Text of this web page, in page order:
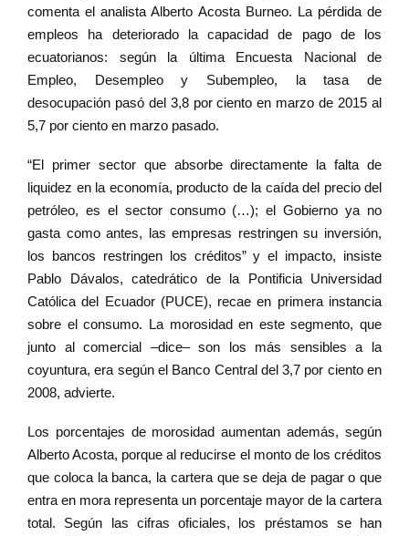
comenta el analista Alberto Acosta Burneo. La pérdida de
empleos ha deteriorado la capacidad de pago de los
ecuatorianos: según la última Encuesta Nacional de
Empleo, Desempleo y Subempleo, la tasa de
desocupación pasó del 3,8 por ciento en marzo de 2015 al
5,7 por ciento en marzo pasado.
“El primer sector que absorbe directamente la falta de
liquidez en la economía, producto de la caída del precio del
petróleo, es el sector consumo (…); el Gobierno ya no
gasta como antes, las empresas restringen su inversión,
los bancos restringen los créditos” y el impacto, insiste
Pablo Dávalos, catedrático de la Pontificia Universidad
Católica del Ecuador (PUCE), recae en primera instancia
sobre el consumo. La morosidad en este segmento, que
junto al comercial –dice– son los más sensibles a la
coyuntura, era según el Banco Central del 3,7 por ciento en
2008, advierte.
Los porcentajes de morosidad aumentan además, según
Alberto Acosta, porque al reducirse el monto de los créditos
que coloca la banca, la cartera que se deja de pagar o que
entra en mora representa un porcentaje mayor de la cartera
total. Según las cifras oficiales, los préstamos se han